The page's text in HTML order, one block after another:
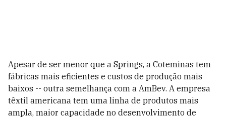
Apesar de ser menor que a Springs, a Coteminas tem
fábricas mais eficientes e custos de produção mais
baixos -- outra semelhança com a AmBev. A empresa
têxtil americana tem uma linha de produtos mais
ampla, maior capacidade no desenvolvimento de